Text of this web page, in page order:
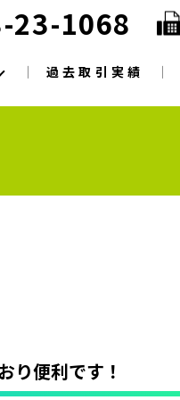
過去取引実績
23-1068
り便利です！